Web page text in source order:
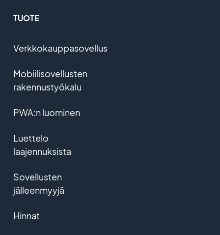
TUOTE
Verkkokauppasovellus
Mobiilisovellusten
rakennustyökalu
PWA:n luominen
Luettelo
laajennuksista
Sovellusten
jälleenmyyjä
Hinnat